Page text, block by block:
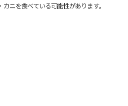
ニを食べている可能性があります。